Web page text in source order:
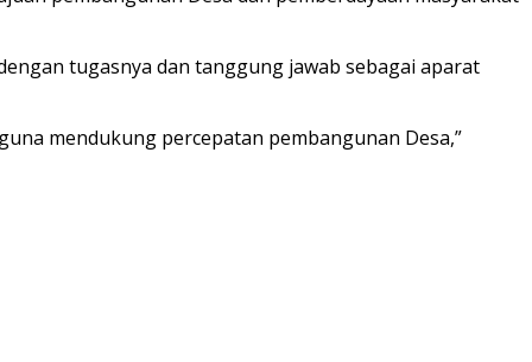
tugasnya dan tanggung jawab sebagai aparat
mendukung percepatan pembangunan Desa,”